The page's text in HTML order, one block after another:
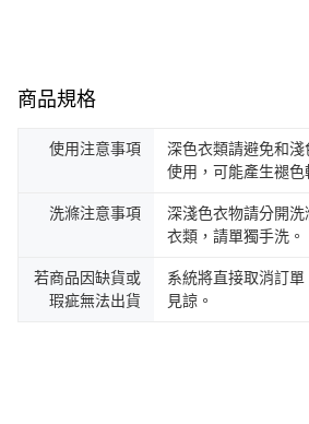
商品規格
使用注意事項
深色衣類請避免和
使用，可能產生褪色
洗滌注意事項
深淺色衣物請分開
衣類，請單獨手洗。
若商品因缺貨或
瑕疵無法出貨
系統將直接取消訂
見諒。